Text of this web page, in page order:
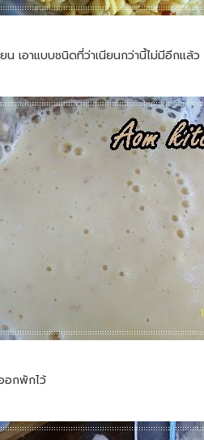
น เอาแบบชนิดที่ว่าเนียนกว่านี้ไม่มีอีกแล้ว
อกพักไว้